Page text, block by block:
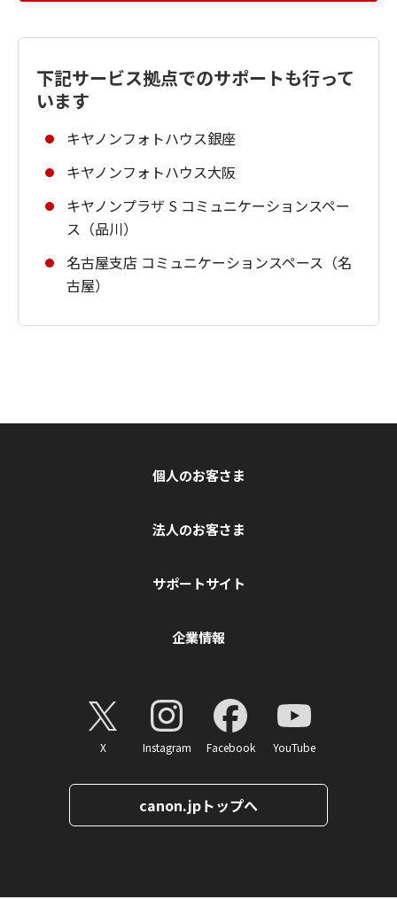
下記サービス拠点でのサポートも行って
います
キヤノンフォトハウス銀座
キヤノンフォトハウス大阪
キヤノンプラザ S コミュニケーションスペー
ス（品川）
名古屋支店 コミュニケーションスペース（名
古屋）
個人のお客さま
法人のお客さま
サポートサイト
企業情報
X Instagram Facebook YouTube
canon.jpトップへ